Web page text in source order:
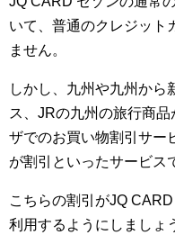
いて、普通のクレジット
ません。
しかし、九州や九州から
ス、JRの九州の旅行商
ザでのお買い物割引サー
が割引といったサービス
こちらの割引がJQ
利用するようにしましょ